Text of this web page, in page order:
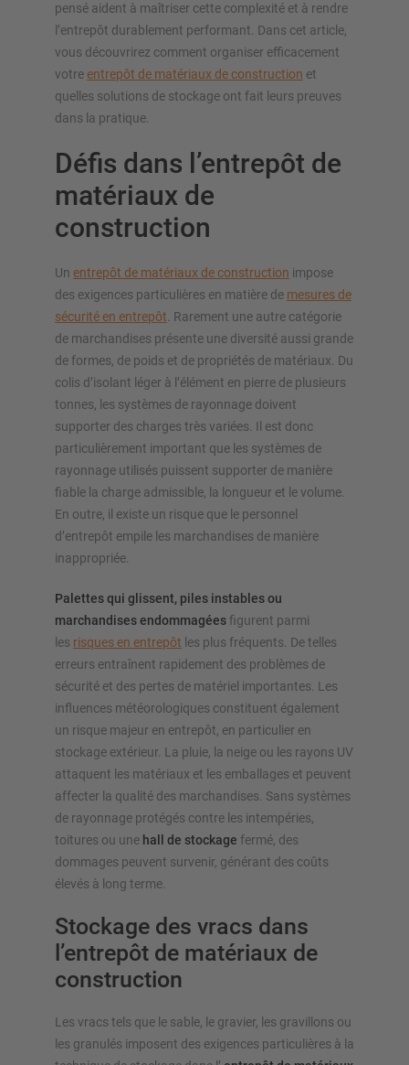
pensé aident à maîtriser cette complexité et à rendre
l’entrepôt durablement performant. Dans cet article,
vous découvrirez comment organiser efficacement
votreentrepôt de matériaux de construction et
quelles solutions de stockage ont fait leurs preuves
dans la pratique.
Défis dans l’entrepôt de
matériaux de
construction
Un entrepôt de matériaux de construction impose
des exigences particulières en matière de mesures de
sécurité en entrepôt. Rarement une autre catégorie
de marchandises présente une diversité aussi grande
de formes, de poids et de propriétés de matériaux. Du
colis d’isolant léger à l’élément en pierre de plusieurs
tonnes, les systèmes de rayonnage doivent
supporter des charges très variées. Il est donc
particulièrement important que les systèmes de
rayonnage utilisés puissent supporter de manière
fiable la charge admissible, la longueur et le volume.
En outre, il existe un risque que le personnel
d’entrepôt empile les marchandises de manière
inappropriée.
Palettes qui glissent, piles instables ou
marchandises endommagéesfigurent parmi
les risques en entrepôt les plus fréquents. De telles
erreurs entraînent rapidement des problèmes de
sécurité et des pertes de matériel importantes. Les
influences météorologiques constituent également
un risque majeur en entrepôt, en particulier en
stockage extérieur. La pluie, la neige ou les rayons UV
attaquent les matériaux et les emballages et peuvent
affecter la qualité des marchandises. Sans systèmes
de rayonnage protégés contre les intempéries,
toitures ou une hall de stockage fermé, des
dommages peuvent survenir, générant des coûts
élevés à long terme.
Stockage des vracs dans
l’entrepôt de matériaux de
construction
Les vracs tels que le sable, le gravier, les gravillons ou
les granulés imposent des exigences particulières à la